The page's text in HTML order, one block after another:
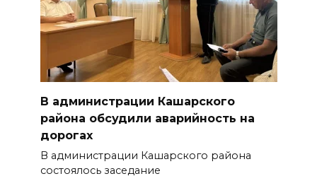
В администрации Кашарского
района обсудили аварийность на
дорогах
В администрации Кашарского района
состоялось заседание